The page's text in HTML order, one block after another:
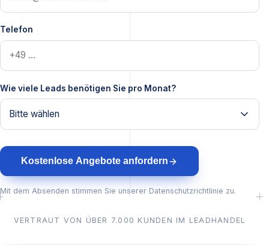
Telefon
Wie viele Leads benötigen Sie pro Monat?
Kostenlose Angebote anfordern
Mit dem Absenden stimmen Sie unserer Datenschutzrichtlinie zu.
VERTRAUT VON ÜBER 7.000 KUNDEN IM LEADHANDEL